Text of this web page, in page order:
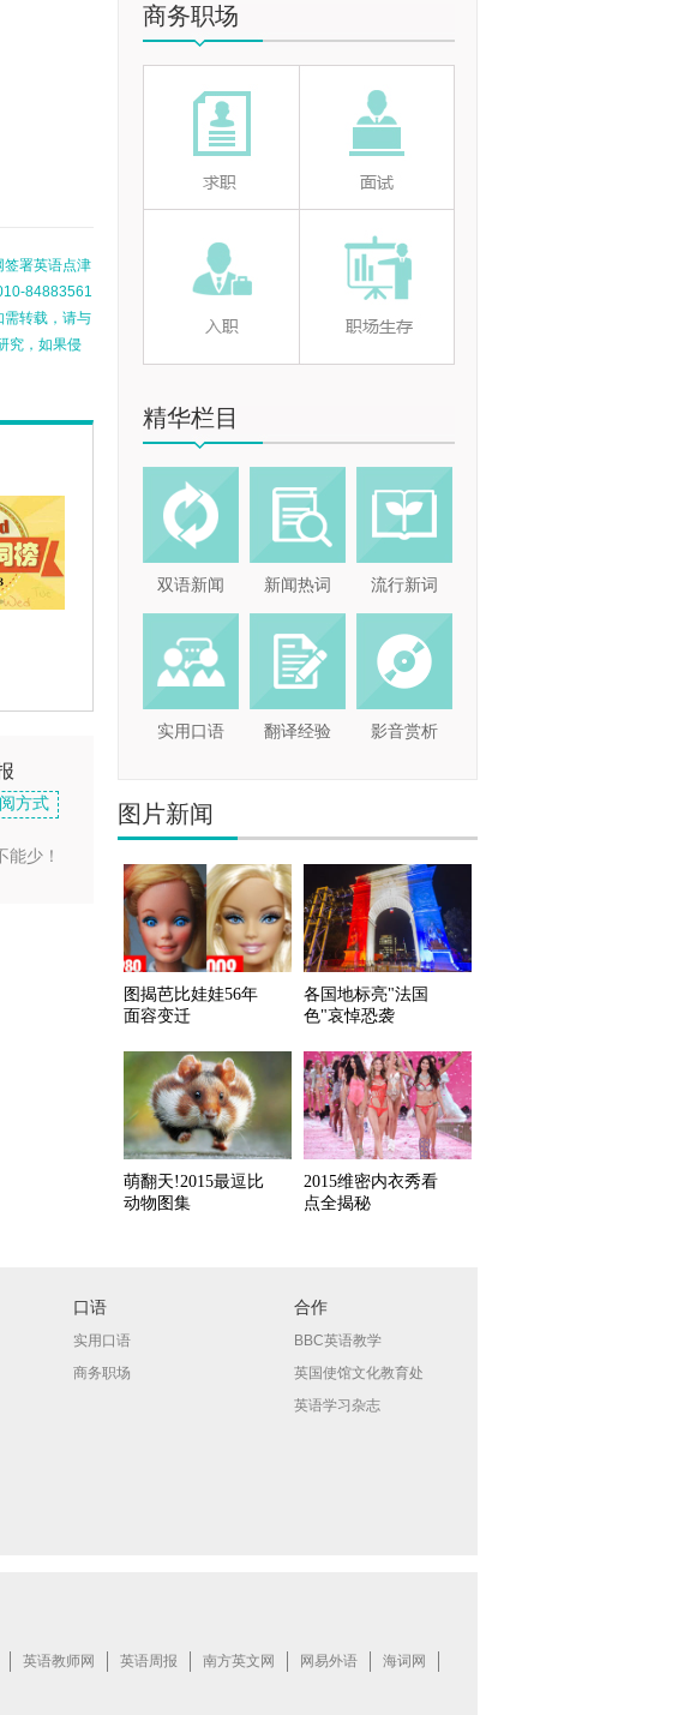
签署英语点津
84883561
需转载，请与
究，如果侵
方式
能少！
商务职场
精华栏目
双语新闻 新闻热词 流行新词
实用口语 翻译经验 影音赏析
图片新闻
图揭芭比娃娃56年
面容变迁
各国地标亮"法国
色"哀悼恐袭
萌翻天!2015最逗比
动物图集
2015维密内衣秀看
点全揭秘
口语
实用口语
商务职场
合作
BBC英语教学
英国使馆文化教育处
英语学习杂志